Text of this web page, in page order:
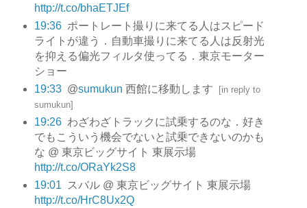
http://t.co/bhaETJEf
19:36 ポートレート撮りに来てる人はスピード
ライトが違う．自動車撮りに来てる人は反射光
を抑える偏光フィルタ使ってる．東京モーター
ショー
19:33 @sumukun 西館に移動します [in reply to
sumukun]
19:26 わざわざトラックに試乗するのな．好き
でもこういう機会でないと試乗できないのかも
な @ 東京ビッグサイト 東展示場
http://t.co/ORaYk2S8
19:01
スバル @ 東京ビッグサイト 東展示場
http://t.co/HrC8Ux2Q